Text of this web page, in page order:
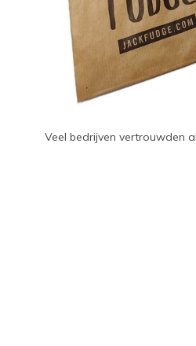
Veel bedrijven vertrouwden